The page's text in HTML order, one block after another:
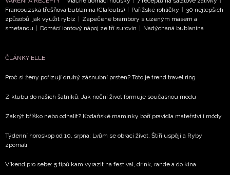
Francouzská třešňová bublanina (Clafoutis) | Pařížské rohlíčky | 30 nejlepších
způsobů, jak využít rybíz | Zapečené brambory s uzeným masem a
smetanou | Domácí iontový nápoj ze tří surovin | Nadýchaná bublanina
ČLÁNKY ELLE
Proč si ženy pořizují druhý zásnubní prsten? Toto je trend travel ring
Z klubu do našich šatníků: Jak noční život formuje současnou módu
Zakrýt bříško nebo odhalit? Kodaňské maminky boří pravidla mateřství i módy
Týdenní horoskop od 10. srpna: Lvům se obrací život, Štíři uspějí a Ryby
zpomalí
Víkend pro sebe: 5 tipů kam vyrazit na festival, drink, rande a do kina